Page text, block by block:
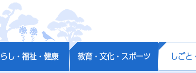
し・福祉・健康 教育・文化・スポーツ しごと